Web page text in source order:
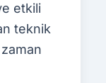
etkili
teknik